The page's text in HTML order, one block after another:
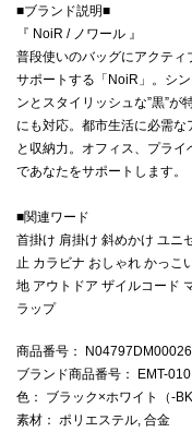
■ブランド説明■
『 NoiR / ノワール 』
普段使いのバッグにアクテ
サポートする「NoiR」。シ
ンとスタイリッシュな”黒”が
にも対応。都市生活に必需
と収納力。オフィス、プラ
であなたをサポートします。
■関連ワード
首掛け 肩掛け 斜めかけ ユニ
止 カラビナ おしゃれ かっこ
地 アウトドア ザイルコード
ラップ
商品番号 ： N04797DM00026
ブランド商品番号 ： EMT-
色 ： ブラック×ホワイト（-
素材 ： ポリエステル, 合金